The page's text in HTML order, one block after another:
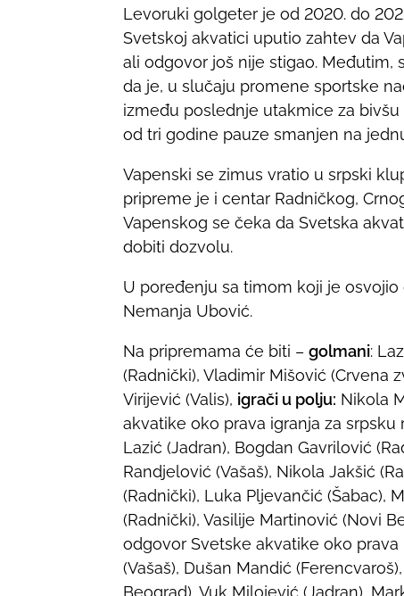
i
s
p
o
s
t
o
n
:
Levoruki golgeter je od 2020. do
Svetskoj akvatici uputio zahtev da
ali odgovor još nije stigao. Međutim,
da je, u slučaju promene sportske
između poslednje utakmice za
od tri godine pauze smanjen na
Vapenski se zimus vratio u srpski
pripreme je i centar Radničkog,
Vapenskog se čeka da Svetska
dobiti dozvolu.
U poređenju sa timom koji je
Nemanja Ubović.
Na pripremama će biti – golmani:
(Radnički), Vladimir Mišović (Crvena
Virijević (Valis), igrači u polju: Nikola
akvatike oko prava igranja za
Lazić (Jadran), Bogdan Gavrilović
Randjelović (Vašaš), Nikola Jakšić
(Radnički), Luka Pljevančić (Šabac),
(Radnički), Vasilije Martinović (Novi
odgovor Svetske akvatike oko
(Vašaš), Dušan Mandić
Beograd), Vuk Milojević (Jadran),